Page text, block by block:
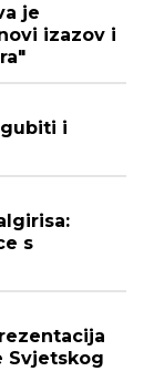
je
izazov i
i
s
Svjetskog